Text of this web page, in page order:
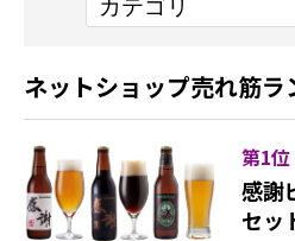
ネットショップ売れ筋ラ
第1位
感謝
セッ